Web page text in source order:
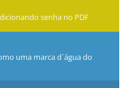
senha no PDF
uma marca d`água do